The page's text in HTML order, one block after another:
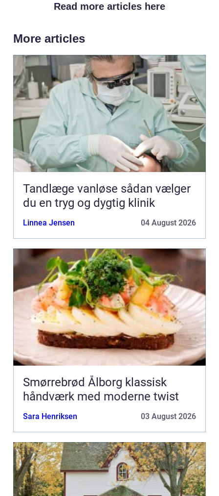
Read more articles here
More articles
Tandlæge vanløse sådan vælger
du en tryg og dygtig klinik
Linnea Jensen 04 August 2026
Smørrebrød Ålborg klassisk
håndværk med moderne twist
Sara Henriksen 03 August 2026